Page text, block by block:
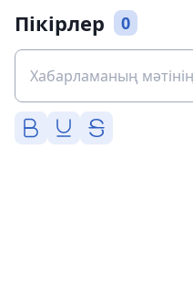
Пікірлер 0